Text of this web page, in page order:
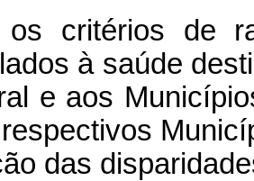
critérios de
à saúde
e aos
das